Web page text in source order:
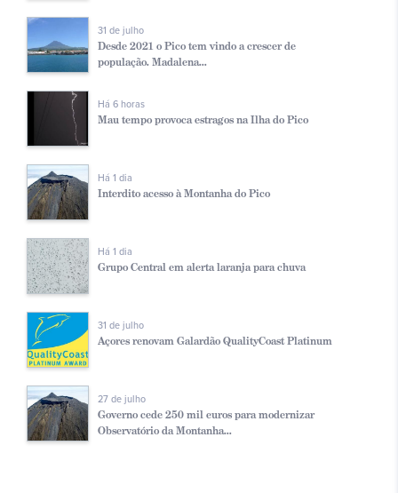
31 de julho
Desde 2021 o Pico tem vindo a crescer de
população. Madalena...
Há 6 horas
Mau tempo provoca estragos na Ilha do Pico
Há 1 dia
Interdito acesso à Montanha do Pico
Há 1 dia
Grupo Central em alerta laranja para chuva
31 de julho
Açores renovam Galardão QualityCoast Platinum
27 de julho
Governo cede 250 mil euros para modernizar
Observatório da Montanha...